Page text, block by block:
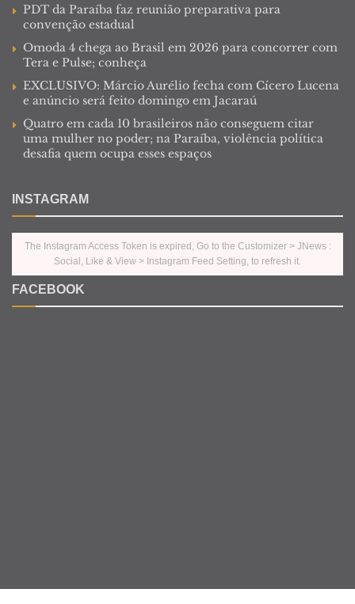
PDT da Paraíba faz reunião preparativa para
convenção estadual
Omoda 4 chega ao Brasil em 2026 para concorrer com
Tera e Pulse; conheça
EXCLUSIVO: Márcio Aurélio fecha com Cícero Lucena
e anúncio será feito domingo em Jacaraú
Quatro em cada 10 brasileiros não conseguem citar
uma mulher no poder; na Paraíba, violência política
desafia quem ocupa esses espaços
INSTAGRAM
The Instagram Access Token is expired, Go to the Customizer > JNews :
Social, Like & View > Instagram Feed Setting, to refresh it.
FACEBOOK